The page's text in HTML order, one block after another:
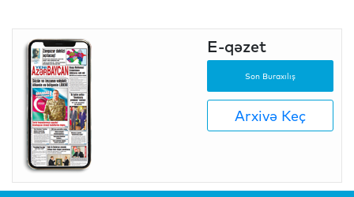
E-qəzet
Son Buraxılış
Arxivə Keç